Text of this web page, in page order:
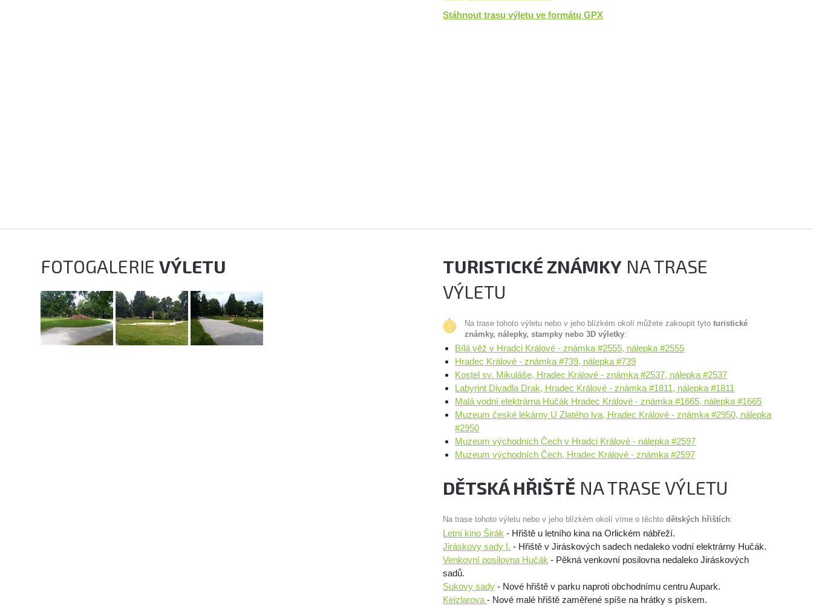
Stáhnout trasu výletu ve formátu GPX
FOTOGALERIEVÝLETU TURISTICKÉ ZNÁMKY NA TRASE
VÝLETU
Na trase tohoto výletu nebo v jeho blízkém okolí můžete zakoupit tytoturistické
známky, nálepky, stampky nebo 3D výletky:
Bílá věž v Hradci Králové - známka #2555, nálepka #2555
Hradec Králové - známka #739, nálepka #739
Kostel sv. Mikuláše, Hradec Králové - známka #2537, nálepka #2537
Labyrint Divadla Drak, Hradec Králové - známka #1811, nálepka #1811
Malá vodní elektrárna Hučák Hradec Králové - známka #1665, nálepka #1665
Muzeum české lékárny U Zlatého lva, Hradec Králové - známka #2950, nálepka
#2950
Muzeum východních Čech v Hradci Králové - nálepka #2597
Muzeum východních Čech, Hradec Králové - známka #2597
DĚTSKÁ HŘIŠTĚ NA TRASE VÝLETU
Na trase tohoto výletu nebo v jeho blízkém okolí víme o těchtodětských hřištích:
Letní kino Širák - Hřiště u letního kina na Orlickém nábřeží.
Jiráskovy sady I. - Hřiště v Jiráskových sadech nedaleko vodní elektrárny Hučák.
Venkovní posilovna Hučák - Pěkná venkovní posilovna nedaleko Jiráskových
sadů.
Sukovy sady - Nové hřiště v parku naproti obchodnímu centru Aupark.
Kejzlarova- Nové malé hřiště zaměřené spíše na hrátky s pískem.